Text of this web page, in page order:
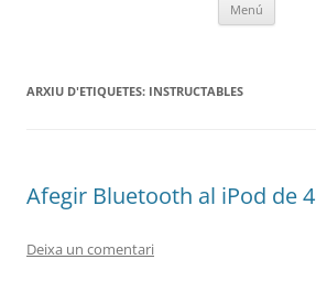
Menú
ARXIU D'ETIQUETES: INSTRUCTABLES
Afegir Bluetooth al iPod de
Deixa un comentari